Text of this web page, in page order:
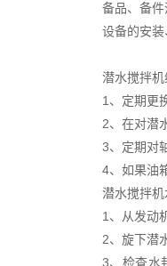
备品、备件
设备的安
潜水搅拌
1、定期更
2、在对潜
3、定期对
4、如果油
潜水搅拌
1、从发动
2、旋下潜
3、检查水